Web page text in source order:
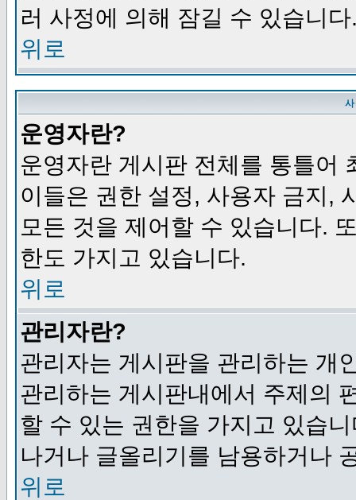
러 사정에 의해 잠길 수 있습니다
위로
운영자란?
운영자란 게시판 전체를 통틀어
이들은 권한 설정, 사용자 금지,
모든 것을 제어할 수 있습니다.
한도 가지고 있습니다.
위로
관리자란?
관리자는 게시판을 관리하는 개
관리하는 게시판내에서 주제의
할 수 있는 권한을 가지고 있습
나거나 글올리기를 남용하거나
위로